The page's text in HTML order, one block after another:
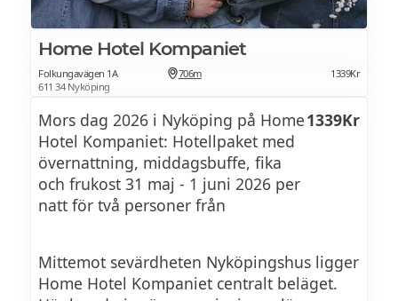
finhackad rödlök och dill, serverad på
smörstekt toast 175 kr
Serveras med dillkokt svensk nypotatis
hollandaise smaksatt med brynt smör 315
kr
Wallenbergare
Kalvfärs från svenska gårdar, smaksatt med
Home Hotel Kompaniet
Folkungavägen 1A
611 34 Nyköping
706m 1339Kr
Mors dag 2026 i Nyköping på Home
Hotel Kompaniet: Hotellpaket med
övernattning, middagsbuffe, fika
och frukost 31 maj - 1 juni 2026 per
natt för två personer från
1339Kr
Mittemot sevärdheten Nyköpingshus ligger
Home Hotel Kompaniet centralt beläget.